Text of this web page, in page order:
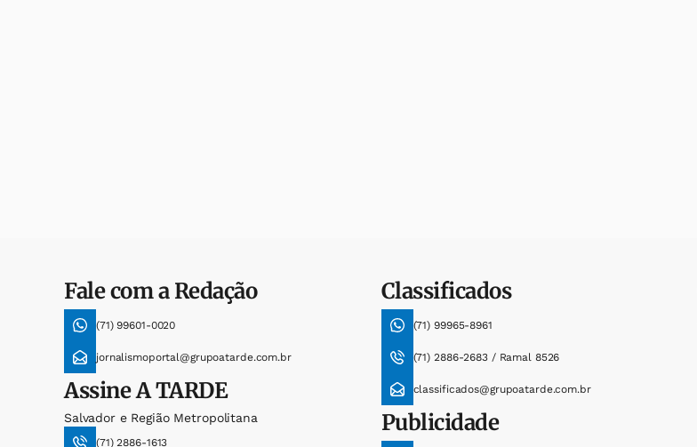
Fale com a Redação
(71) 99601-0020
jornalismoportal@grupoatarde.com.br
AssineA TARDE
Salvador e Região Metropolitana
(71) 2886-1613
Classificados
(71) 99965-8961
(71) 2886-2683 / Ramal 8526
classificados@grupoatarde.com.br
Publicidade